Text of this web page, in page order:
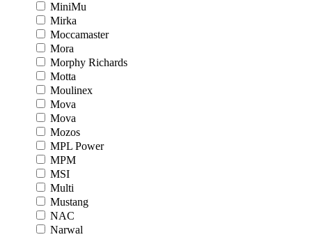
MiniMu
Mirka
Moccamaster
Mora
Morphy Richards
Motta
Moulinex
Mova
Mova
Mozos
MPL Power
MPM
MSI
Multi
Mustang
NAC
Narwal